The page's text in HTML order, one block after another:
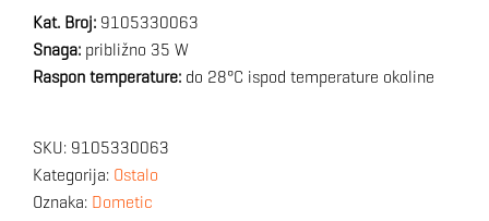
Kat. Broj: 9105330063
Snaga: približno 35 W
Raspon temperature: do 28°C ispod temperature okoline
SKU: 9105330063
Kategorija: Ostalo
Oznaka: Dometic